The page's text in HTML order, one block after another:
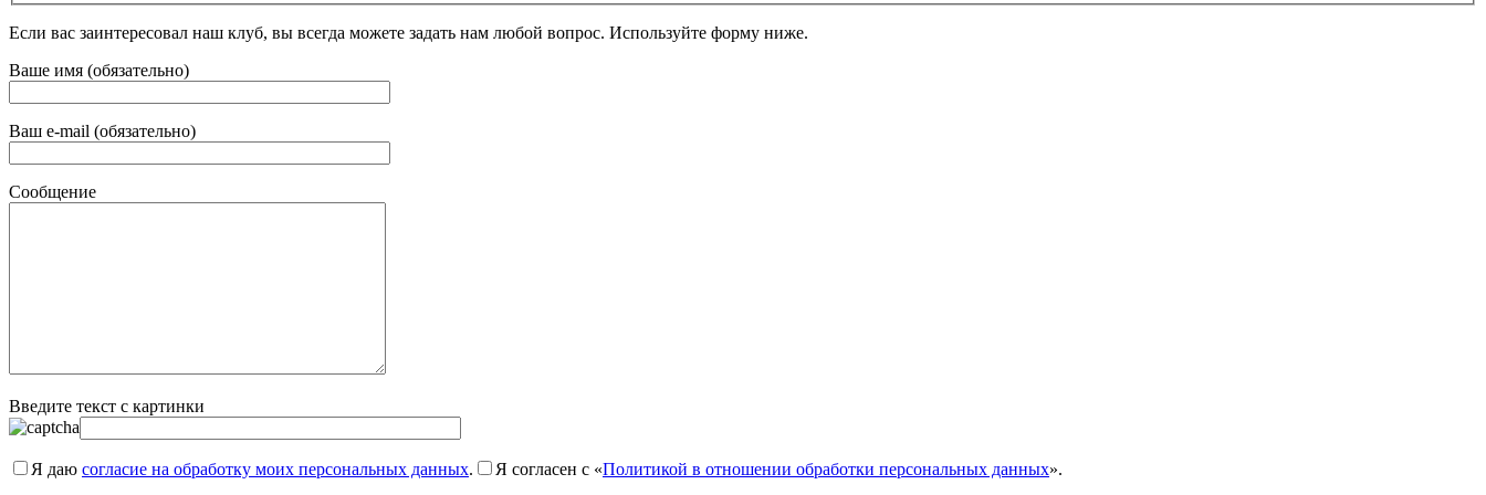
Если вас заинтересовал наш клуб, вы всегда можете задать нам любой вопрос. Используйте форму ниже.
Ваше имя (обязательно)
Ваш e-mail (обязательно)
Сообщение
Введите текст с картинки
Я даю согласие на обработку моих персональных данных. Я согласен с «Политикой в отношении обработки персональных данных».